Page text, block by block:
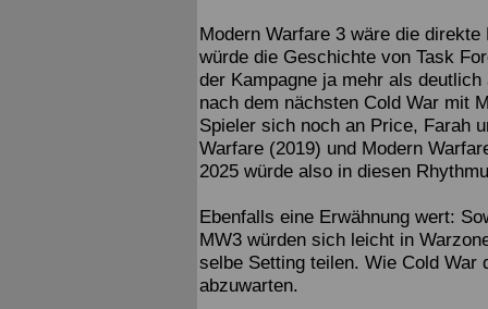
Modern Warfare 3 wäre die
würde die Geschichte von Task
der Kampagne ja mehr als
nach dem nächsten Cold War mit
Spieler sich noch an Price, Farah
Warfare (2019) und Modern
2025 würde also in diesen
Ebenfalls eine Erwähnung wert:
MW3 würden sich leicht in
selbe Setting teilen. Wie Cold War
abzuwarten.